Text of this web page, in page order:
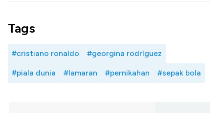
Tags
#cristiano ronaldo #georgina rodríguez
#piala dunia #lamaran #pernikahan #sepak bola